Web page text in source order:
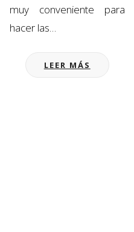
muy conveniente para
hacer las…
LEER MÁS